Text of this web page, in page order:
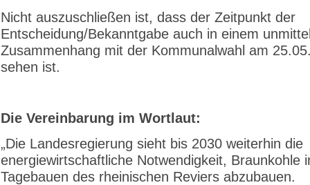
Nicht auszuschließen ist, dass der Zeitpunkt der
Entscheidung/Bekanntgabe auch in einem
Zusammenhang mit der Kommunalwahl am
sehen ist.
Die Vereinbarung im Wortlaut:
„Die Landesregierung sieht bis 2030 weiterhin die
energiewirtschaftliche Notwendigkeit, Braunkohle
Tagebauen des rheinischen Reviers abzubauen.